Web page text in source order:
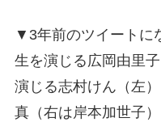
▼3年前のツイートに
生を演じる広岡由里
演じる志村けん（左
真（右は岸本加世子